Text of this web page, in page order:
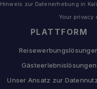
PLATTFORM
Gästeerlebnislösungen
Unser Ansatz zur
Hinweis zur Datenerhebung in
Your privacy